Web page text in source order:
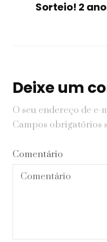
Sorteio! 2
Deixe um
O seu endereço de e-
Campos obrigatórios
Comentário